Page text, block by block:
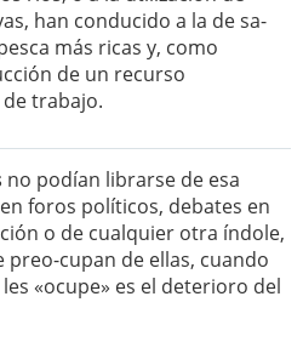
han conducido a la de sa-
más ricas y, como
de un recurso
trabajo.
no podían librarse de esa
foros políticos, debates en
o de cualquier otra índole,
preo-cupan de ellas, cuando
«ocupe» es el deterioro del